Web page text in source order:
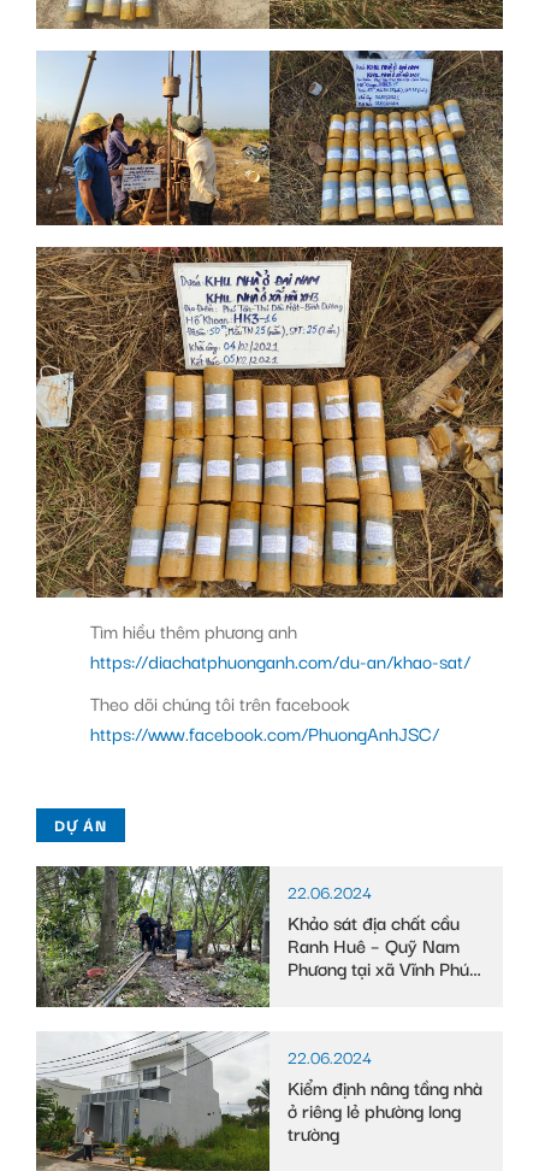
Tìm hiều thêm phương anh
https://diachatphuonganh.com/du-an/khao-sat/
Theo dõi chúng tôi trên facebook
https://www.facebook.com/PhuongAnhJSC/
DỰ ÁN
22.06.2024
Khảo sát địa chất cầu
Ranh Huê – Quỹ Nam
Phương tại xã Vĩnh Phú
22.06.2024
Kiểm định nâng tầng nhà
ở riêng lẻ phường long
trường